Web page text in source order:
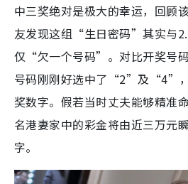
中三奖绝对是极大的幸运，回顾
友发现这组“生日密码”其实与
仅“欠一个号码”。对比开奖号
号码刚刚好选中了“2”及“4”
奖数字。假若当时丈夫能够精准
名港妻家中的彩金将由近三万元
字。